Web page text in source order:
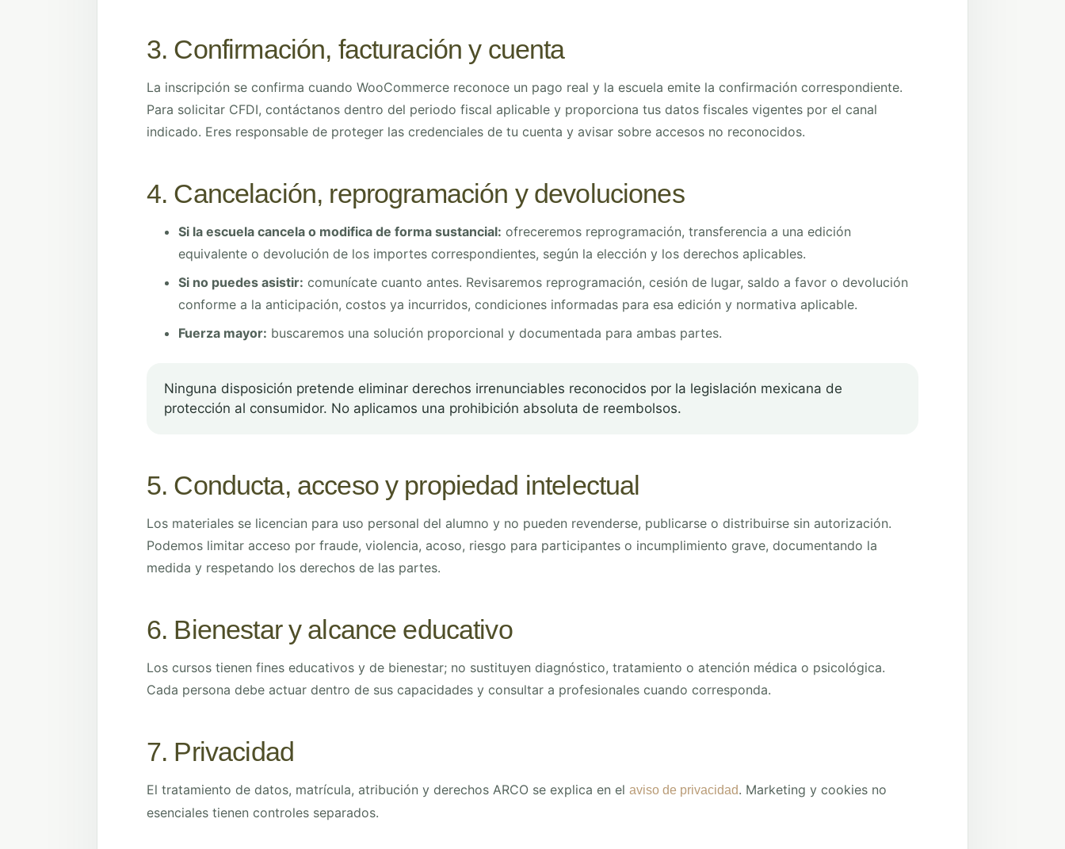
3. Confirmación, facturación y cuenta
La inscripción se confirma cuando WooCommerce reconoce un pago real y la escuela emite la confirmación correspondiente.
Para solicitar CFDI, contáctanos dentro del periodo fiscal aplicable y proporciona tus datos fiscales vigentes por el canal
indicado. Eres responsable de proteger las credenciales de tu cuenta y avisar sobre accesos no reconocidos.
4. Cancelación, reprogramación y devoluciones
Si la escuela cancela o modifica de forma sustancial: ofreceremos reprogramación, transferencia a una edición
equivalente o devolución de los importes correspondientes, según la elección y los derechos aplicables.
Si no puedes asistir: comunícate cuanto antes. Revisaremos reprogramación, cesión de lugar, saldo a favor o devolución
conforme a la anticipación, costos ya incurridos, condiciones informadas para esa edición y normativa aplicable.
Fuerza mayor: buscaremos una solución proporcional y documentada para ambas partes.
Ninguna disposición pretende eliminar derechos irrenunciables reconocidos por la legislación mexicana de
protección al consumidor. No aplicamos una prohibición absoluta de reembolsos.
5. Conducta, acceso y propiedad intelectual
Los materiales se licencian para uso personal del alumno y no pueden revenderse, publicarse o distribuirse sin autorización.
Podemos limitar acceso por fraude, violencia, acoso, riesgo para participantes o incumplimiento grave, documentando la
medida y respetando los derechos de las partes.
6. Bienestar y alcance educativo
Los cursos tienen fines educativos y de bienestar; no sustituyen diagnóstico, tratamiento o atención médica o psicológica.
Cada persona debe actuar dentro de sus capacidades y consultar a profesionales cuando corresponda.
7. Privacidad
El tratamiento de datos, matrícula, atribución y derechos ARCO se explica en el aviso de privacidad. Marketing y cookies no
esenciales tienen controles separados.